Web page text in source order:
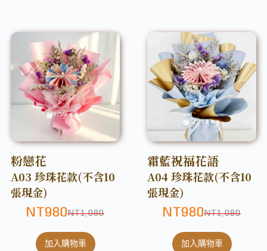
粉戀花
A03 珍珠花款(不含10
張現金)
NT1,080
NT980
加入購物車
霜藍祝福花語
A04 珍珠花款(不含10
張現金)
NT1,080
NT980
加入購物車